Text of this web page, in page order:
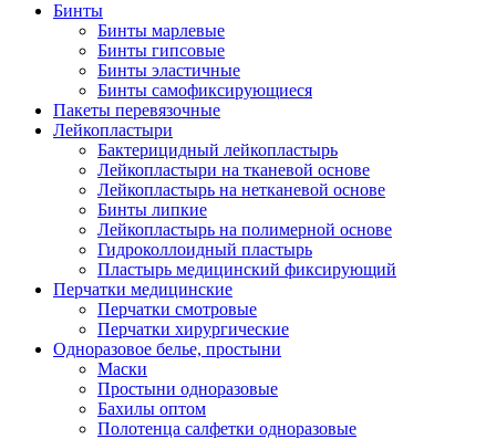
Бинты
Бинты марлевые
Бинты гипсовые
Бинты эластичные
Бинты самофиксирующиеся
Пакеты перевязочные
Лейкопластыри
Бактерицидный лейкопластырь
Лейкопластыри на тканевой основе
Лейкопластырь на нетканевой основе
Бинты липкие
Лейкопластырь на полимерной основе
Гидроколлоидный пластырь
Пластырь медицинский фиксирующий
Перчатки медицинские
Перчатки смотровые
Перчатки хирургические
Одноразовое белье, простыни
Маски
Простыни одноразовые
Бахилы оптом
Полотенца салфетки одноразовые